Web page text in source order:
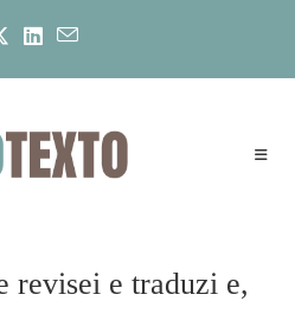
revisei e traduzi e,